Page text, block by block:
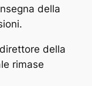
della
della
rimase